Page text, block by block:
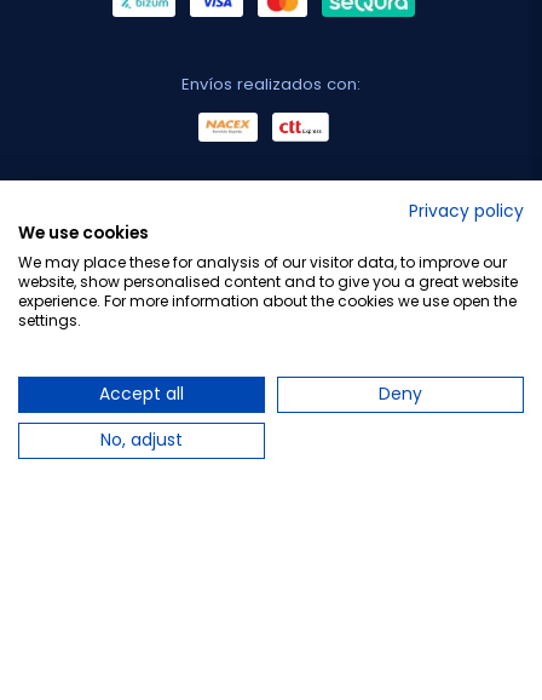
Envíos realizados con:
Privacy policy
We use cookies
We may place these for analysis of our visitor data, to improve our
website, show personalised content and to give you a great website
experience. For more information about the cookies we use open the
settings.
Accept all
Deny
No, adjust